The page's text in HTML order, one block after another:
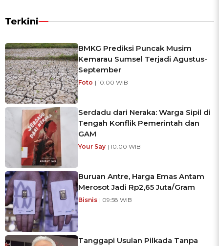
Terkini
BMKG Prediksi Puncak Musim
Kemarau Sumsel Terjadi Agustus-
September
Foto | 10:00 WIB
Serdadu dari Neraka: Warga Sipil di
Tengah Konflik Pemerintah dan
GAM
Your Say | 10:00 WIB
Buruan Antre, Harga Emas Antam
Merosot Jadi Rp2,65 Juta/Gram
Bisnis | 09:58 WIB
Tanggapi Usulan Pilkada Tanpa